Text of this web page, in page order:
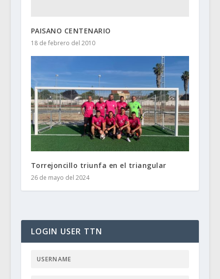
PAISANO CENTENARIO
18 de febrero del 2010
Torrejoncillo triunfa en el triangular
26 de mayo del 2024
LOGIN USER TTN